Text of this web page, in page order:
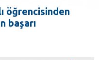
öğrencisinden
başarı